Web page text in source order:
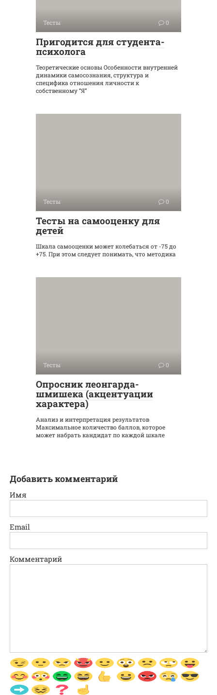
Тесты 0
Пригодится для студента-
психолога
Теоретические основы Особенности внутренней
динамики самосознания, структура и
специфика отношения личности к
собственному “Я”
Тесты 0
Тесты на самооценку для
детей
Шкала самооценки может колебаться от -75 до
+75. При этом следует понимать, что методика
Тесты 0
Опросник леонгарда-
шмишека (акцентуации
характера)
Анализ и интерпретация результатов
Максимальное количество баллов, которое
может набрать кандидат по каждой шкале
Добавить комментарий
Имя
Email
Комментарий